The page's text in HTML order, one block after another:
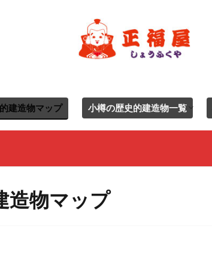
建造物マップ 小樽の歴史的建造物一覧
造物マップ